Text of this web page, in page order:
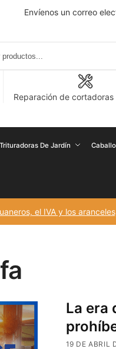
Envíenos un correo
Reparación de
De Jardín
el IVA y los
La era
19 DE ABRIL